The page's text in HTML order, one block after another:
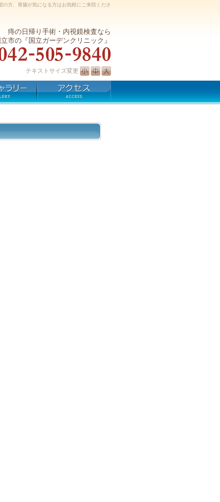
方、胃腸が気になる方はお気軽にご来院くださ
痔の日帰り手術・内視鏡検査なら
市の『国立ガーデンクリニック』
テキストサイズ変更